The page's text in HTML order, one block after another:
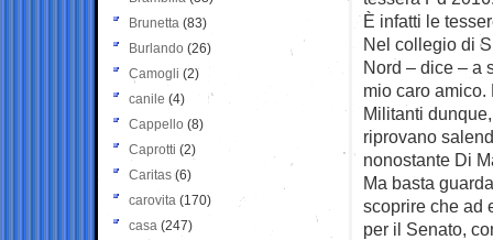
È infatti le
Nel collegio di
Nord – dice – a
mio caro
Militanti
riprovano
nonostante Di
Ma basta
scoprire che ad
per il Senato,
Brunetta (83)
Burlando (26)
Camogli (2)
canile (4)
Cappello (8)
Caprotti (2)
Caritas (6)
carovita (170)
casa (247)